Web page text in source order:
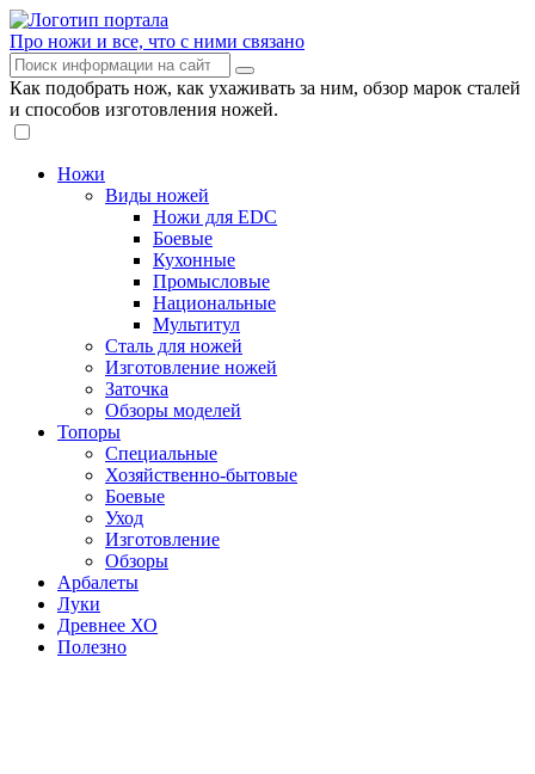
Про ножи и все, что с ними связано
Как подобрать нож, как ухаживать за ним, обзор марок сталей
и способов изготовления ножей.
Ножи
Виды ножей
Ножи для EDC
Боевые
Кухонные
Промысловые
Национальные
Мультитул
Сталь для ножей
Изготовление ножей
Заточка
Обзоры моделей
Топоры
Специальные
Хозяйственно-бытовые
Боевые
Уход
Изготовление
Обзоры
Арбалеты
Луки
Древнее ХО
Полезно